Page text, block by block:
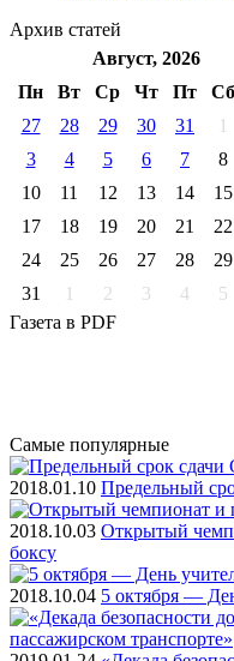
Архив статей
Август, 2026
Пн
Вт Ср Чт Пт Cб
27
28 29 30 31 1
3
4 5 6 7 8
10
11 12 13 14 15
17
18 19 20 21 22
24
25 26 27 28 29
31
1 2 3 4 5
Газета в PDF
Самые популярные
2018.01.10 Предельный
2018.10.03 Открытый
боксу
2018.10.04 5 октября —